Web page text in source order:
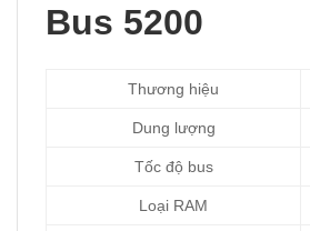
Bus 5200
Thương hiệu
Dung lượng
Tốc độ bus
Loại RAM